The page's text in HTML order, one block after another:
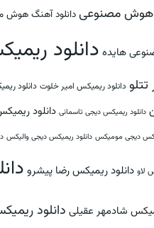
هوش مصنوعیدانلود آهنگ
هایده دانلود
دانلود ریمیکس امیر خلوت دانلود
دانلود ریمیکس دیجی تاسمانی دانلود
دیجی مومیکس دانلود ریمیکس دیجی والیکس
لاو دانلود ریمیکس رضا پیشرو
شادمهر عقیلی دانلود